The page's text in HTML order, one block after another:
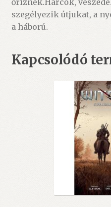
őriznek.Harcok,
szegélyezik útjukat, a
a háború.
Kapcsolódó